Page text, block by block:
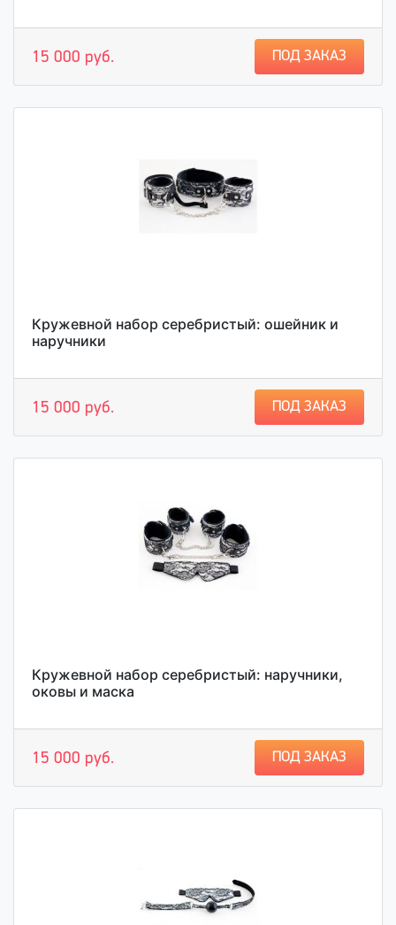
15 000 руб. ПОД ЗАКАЗ
Кружевной набор серебристый: ошейник и
наручники
15 000 руб. ПОД ЗАКАЗ
Кружевной набор серебристый: наручники,
оковы и маска
15 000 руб. ПОД ЗАКАЗ